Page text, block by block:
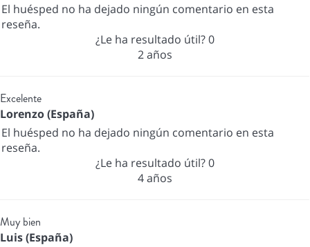
El huésped no ha dejado ningún comentario en esta
reseña.
¿Le ha resultado útil?0
2 años
Excelente
Lorenzo (España)
El huésped no ha dejado ningún comentario en esta
reseña.
¿Le ha resultado útil?0
4 años
Muy bien
Luis (España)